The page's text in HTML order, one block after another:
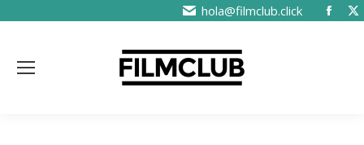
hola@filmclub.click